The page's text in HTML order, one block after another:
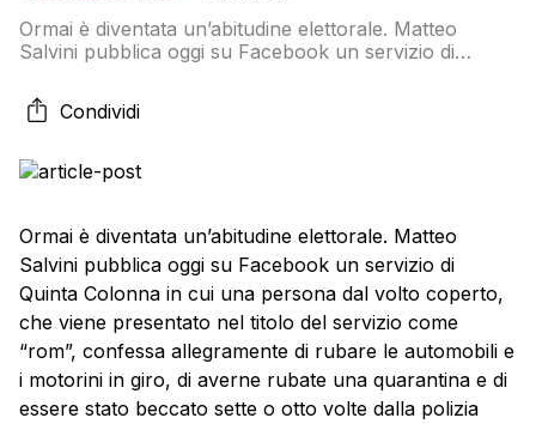
Ormai è diventata un’abitudine elettorale. Matteo
Salvini pubblica oggi su Facebook un servizio di
che viene presentato nel titolo del servizio come
“rom”, confessa allegramente di rubare le automobili e
essere stato beccato sette o […]
Condividi
Ormai è diventata un’abitudine elettorale. Matteo
Salvini pubblica oggi su Facebook un servizio di
Quinta Colonna in cui una persona dal volto coperto,
che viene presentato nel titolo del servizio come
“rom”, confessa allegramente di rubare le automobili e
i motorini in giro, di averne rubate una quarantina e di
essere stato beccato sette o otto volte dalla polizia